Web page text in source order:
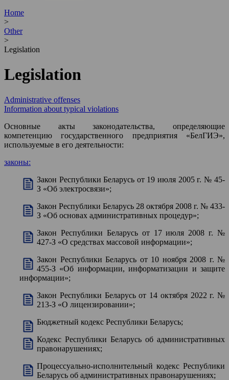
Home
>
Other
>
Legislation
Legislation
Administrative offenses
Information about typical violations
Основные акты законодательства, определяющие
компетенцию государственного предприятия «БелГИЭ»,
используемые в его деятельности:
законы:
Закон Республики Беларусь от 19 июля 2005 г. № 45-
З «Об электросвязи»;
Закон Республики Беларусь 28 октября 2008 г. № 433-
З «Об основах административных процедур»;
Закон Республики Беларусь от 17 июля 2008 г. №
427-З «О средствах массовой информации»;
Закон Республики Беларусь от 10 ноября 2008 г. №
455-З «Об информации, информатизации и защите
информации»;
Закон Республики Беларусь от 14 октября 2022 г. №
213-З «О лицензировании»;
Бюджетный кодекс Республики Беларусь;
Кодекс Республики Беларусь об административных
правонарушениях;
Процессуально-исполнительный кодекс Республики
Беларусь об административных правонарушениях;